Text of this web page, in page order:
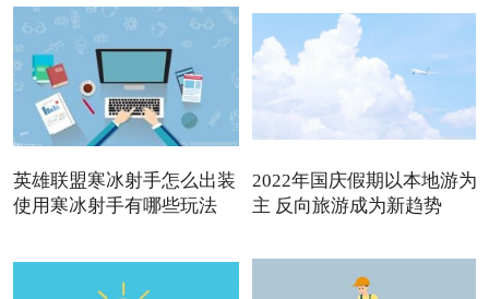
英雄联盟寒冰射手怎么出装
使用寒冰射手有哪些玩法
2022年国庆假期以本地游为
主 反向旅游成为新趋势